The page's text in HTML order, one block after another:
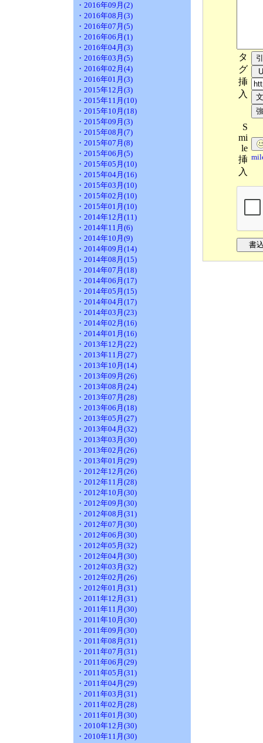
・2016年09月(2)
・2016年08月(3)
・2016年07月(5)
・2016年06月(1)
・2016年04月(3)
・2016年03月(5)
・2016年02月(4)
・2016年01月(3)
・2015年12月(3)
・2015年11月(10)
・2015年10月(18)
・2015年09月(3)
・2015年08月(7)
・2015年07月(8)
・2015年06月(5)
・2015年05月(10)
・2015年04月(16)
・2015年03月(10)
・2015年02月(10)
・2015年01月(10)
・2014年12月(11)
・2014年11月(6)
・2014年10月(9)
・2014年09月(14)
・2014年08月(15)
・2014年07月(18)
・2014年06月(17)
・2014年05月(15)
・2014年04月(17)
・2014年03月(23)
・2014年02月(16)
・2014年01月(16)
・2013年12月(22)
・2013年11月(27)
・2013年10月(14)
・2013年09月(26)
・2013年08月(24)
・2013年07月(28)
・2013年06月(18)
・2013年05月(27)
・2013年04月(32)
・2013年03月(30)
・2013年02月(26)
・2013年01月(29)
・2012年12月(26)
・2012年11月(28)
・2012年10月(30)
・2012年09月(30)
・2012年08月(31)
・2012年07月(30)
・2012年06月(30)
・2012年05月(32)
・2012年04月(30)
・2012年03月(32)
・2012年02月(26)
・2012年01月(31)
・2011年12月(31)
・2011年11月(30)
・2011年10月(30)
・2011年09月(30)
・2011年08月(31)
・2011年07月(31)
・2011年06月(29)
・2011年05月(31)
・2011年04月(29)
・2011年03月(31)
・2011年02月(28)
・2011年01月(30)
・2010年12月(30)
・2010年11月(30)
タ
グ
挿
入
S
mi
le
挿
入